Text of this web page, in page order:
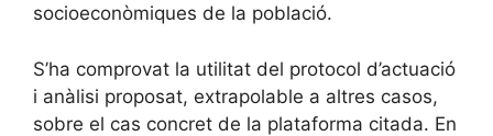
socioeconòmiques de la població.
S’ha comprovat la utilitat del protocol d’actuació
i anàlisi proposat, extrapolable a altres casos,
sobre el cas concret de la plataforma citada. En